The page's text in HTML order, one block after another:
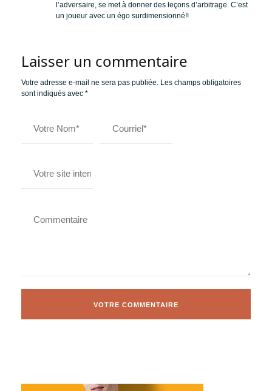
l’adversaire, se met à donner des leçons d’arbitrage. C’est
un joueur avec un égo surdimensionné!!
Laisser un commentaire
Votre adresse e-mail ne sera pas publiée. Les champs obligatoires
sont indiqués avec *